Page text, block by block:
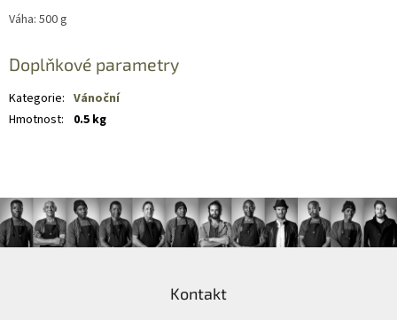
Váha: 500 g
Doplňkové parametry
Kategorie: Vánoční
Hmotnost: 0.5 kg
Kontakt